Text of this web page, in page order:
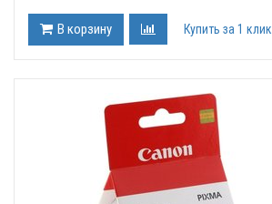
В корзину Купить за 1 клик